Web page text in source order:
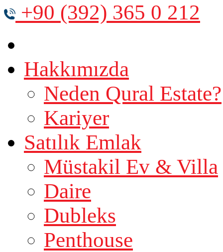
+90 (392) 365 0 212
Hakkımızda
Neden Qural Estate?
Kariyer
Satılık Emlak
Müstakil Ev & Villa
Daire
Dubleks
Penthouse